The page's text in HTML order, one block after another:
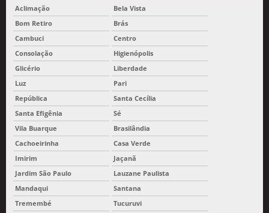
Aclimação
Bela Vista
Bom Retiro
Brás
Cambuci
Centro
Consolação
Higienópolis
Glicério
Liberdade
Luz
Pari
República
Santa Cecília
Santa Efigênia
Sé
Vila Buarque
Brasilândia
Cachoeirinha
Casa Verde
Imirim
Jaçanã
Jardim São Paulo
Lauzane Paulista
Mandaqui
Santana
Tremembé
Tucuruvi